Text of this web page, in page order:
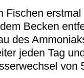
Fischen
Becken
des
jeden Tag
von